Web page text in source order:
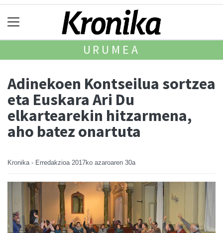
URUMEA
Adinekoen Kontseilua sortzea
eta Euskara Ari Du
elkartearekin hitzarmena,
aho batez onartuta
Kronika - Erredakzioa 2017ko azaroaren 30a